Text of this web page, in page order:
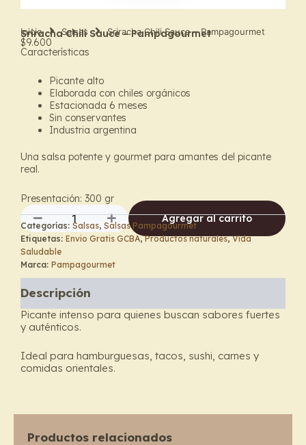
Inicio Salsas Sriracha Chili Sauce – Pampagourmet
Sriracha Chili Sauce – Pampagourmet
$9.600
Características
Picante alto
Elaborada con chiles orgánicos
Estacionada 6 meses
Sin conservantes
Industria argentina
Una salsa potente y gourmet para amantes del picante
real.
Presentación: 300 gr
Sriracha
Chili
Sauce
–
Pampagourmet
cantidad
Agregar al carrito
Categorías: Salsas, Salsas Pampagourmet
Etiquetas: Envio Gratis GCBA,Productos naturales,Vida
Saludable
Marca: Pampagourmet
Descripción
Picante intenso para quienes buscan sabores fuertes
y auténticos.
Ideal para hamburguesas, tacos, sushi, carnes y
comidas orientales.
Productos relacionados